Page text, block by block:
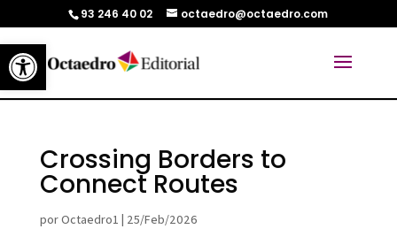
Abrir barra de herramientas
93 246 40 02 octaedro@octaedro.com
Crossing Borders to
Connect Routes
porOctaedro1 | 25/Feb/2026